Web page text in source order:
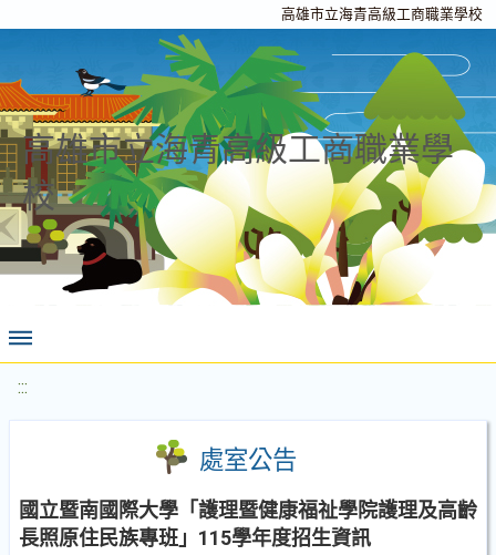
高雄市立海青高級工商職業學校
高雄市立海青高級工商職業學
校
:::
處室公告
國立暨南國際大學「護理暨健康福祉學院護理及高齡
長照原住民族專班」115學年度招生資訊